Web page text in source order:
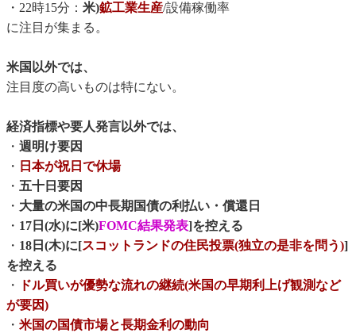
・22時15分： 米)鉱工業生産/設備稼働率
に注目が集まる。
米国以外では、
注目度の高いものは特にない。
経済指標や要人発言以外では、
・ 週明け要因
・ 日本が祝日で休場
・ 五十日要因
・ 大量の米国の中長期国債の利払い・償還日
・ 17日(水)に[米)FOMC結果発表]を控える
・ 18日(木)に[スコットランドの住民投票(独立の是非を問う)]
を控える
・
ドル買いが優勢な流れの継続(米国の早期利上げ観測など
が要因)
・ 米国の国債市場と長期金利の動向